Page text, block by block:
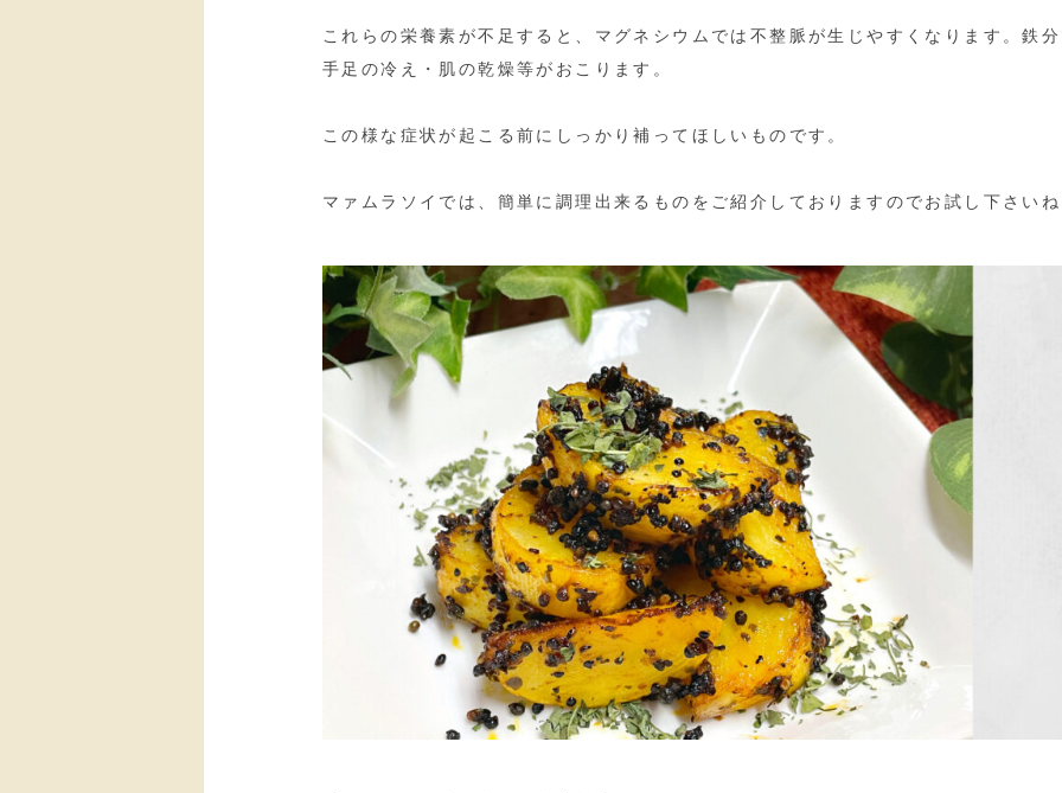
これらの栄養素が不足すると、マグネシウムでは不整脈が生じやすくなります。鉄
手足の冷え・肌の乾燥等がおこります。
この様な症状が起こる前にしっかり補ってほしいものです。
マァムラソイでは、簡単に調理出来るものをご紹介しておりますのでお試し下さい